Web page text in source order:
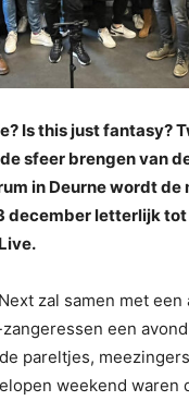
Is this just fantasy?
sfeer brengen van
in Deurne wordt de
december letterlijk
zal samen met een
een
pareltjes,
weekend waren